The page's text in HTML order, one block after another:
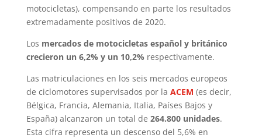
motocicletas), compensando en parte los resultados
extremadamente positivos de 2020.
Los mercados de motocicletas español y británico
crecieron un 6,2% y un 10,2% respectivamente.
Las matriculaciones en los seis mercados europeos
de ciclomotores supervisados por la ACEM (es decir,
Bélgica, Francia, Alemania, Italia, Países Bajos y
España) alcanzaron un total de 264.800 unidades.
Esta cifra representa un descenso del 5,6% en